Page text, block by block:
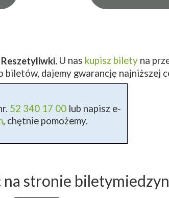
U nas kupisz bilety na
dajemy gwarancję najniższej
52 340 17 00lub napisz e-
, chętnie pomożemy.
stronie